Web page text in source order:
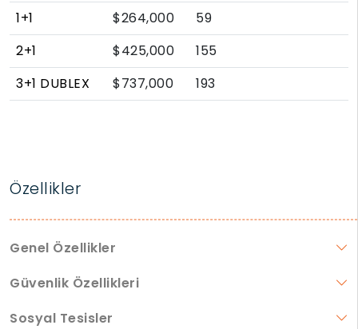
1+1 $264,000
59
2+1
$425,000
155
3+1 DUBLEX
$737,000 193
Özellikler
Genel Özellikler
Güvenlik Özellikleri
Sosyal Tesisler